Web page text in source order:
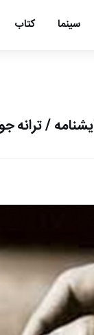
سینما کتاب
/ ترانه